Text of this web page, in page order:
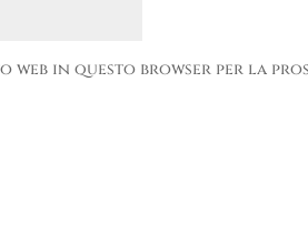
web in questo browser per la